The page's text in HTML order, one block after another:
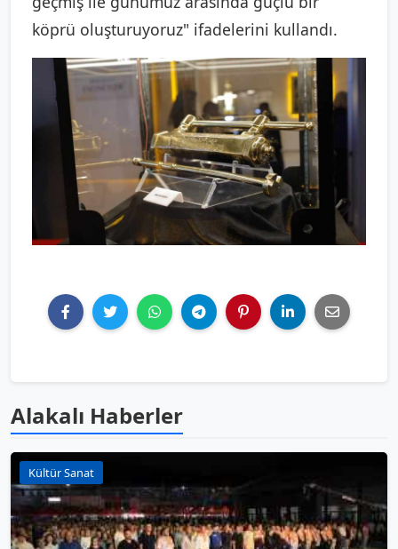
köprü oluşturuyoruz" ifadelerini kullandı.
Alakalı Haberler
Kültür Sanat